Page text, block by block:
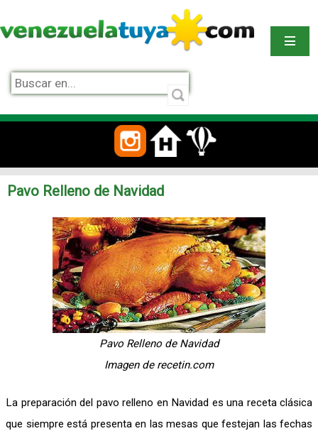
Pavo Relleno de Navidad
Pavo Relleno de Navidad
Imagen de recetin.com
La preparación del pavo relleno en Navidad es una receta clásica
que siempre está presenta en las mesas que festejan las fechas